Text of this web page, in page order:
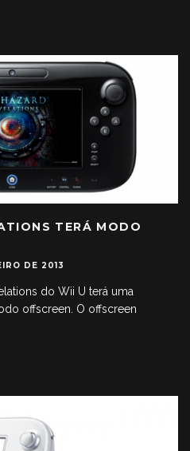
TERÁ MODO
DE 2013
do Wii U terá uma
offscreen. O offscreen